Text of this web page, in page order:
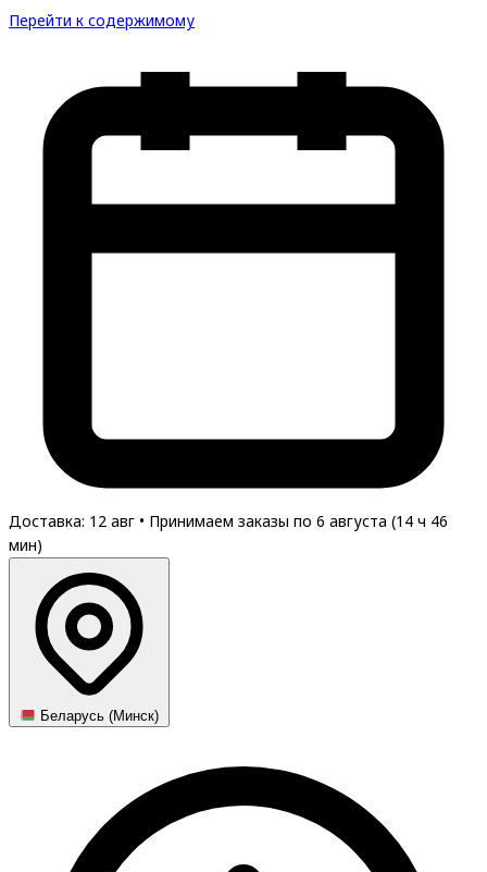
Перейти к содержимому
Доставка: 12 авг • Принимаем заказы по 6 августа (14 ч 46
мин)
Беларусь (Минск)